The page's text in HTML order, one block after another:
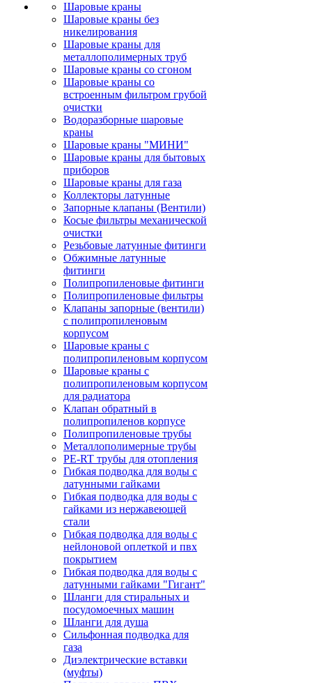
Шаровые краны
Шаровые краны без
никелирования
Шаровые краны для
металлополимерных труб
Шаровые краны со сгоном
Шаровые краны со
встроенным фильтром грубой
очистки
Водоразборные шаровые
краны
Шаровые краны "МИНИ"
Шаровые краны для бытовых
приборов
Шаровые краны для газа
Коллекторы латунные
Запорные клапаны (Вентили)
Косые фильтры механической
очистки
Резьбовые латунные фитинги
Обжимные латунные
фитинги
Полипропиленовые фитинги
Полипропиленовые фильтры
Клапаны запорные (вентили)
с полипропиленовым
корпусом
Шаровые краны с
полипропиленовым корпусом
Шаровые краны с
полипропиленовым корпусом
для радиатора
Клапан обратный в
полипропиленов корпусе
Полипропиленовые трубы
Металлополимерные трубы
PE-RT трубы для отопления
Гибкая подводка для воды с
латунными гайками
Гибкая подводка для воды с
гайками из нержавеющей
стали
Гибкая подводка для воды с
нейлоновой оплеткой и пвх
покрытием
Гибкая подводка для воды с
латунными гайками "Гигант"
Шланги для стиральных и
посудомоечных машин
Шланги для душа
Сильфонная подводка для
газа
Диэлектрические вставки
(муфты)